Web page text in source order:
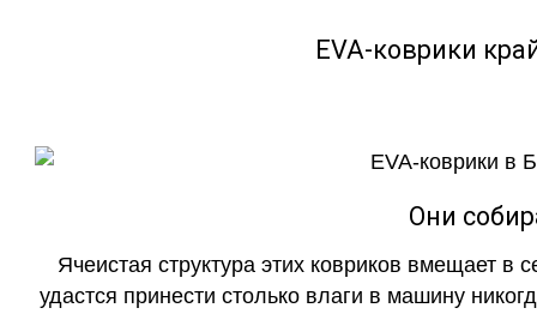
EVA-коврики
Они
Ячеистая структура этих ковриков вмещает в
удастся принести столько влаги в машину